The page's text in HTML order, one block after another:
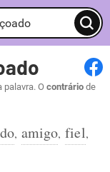
palavra. O contrário de
, amigo, fiel,